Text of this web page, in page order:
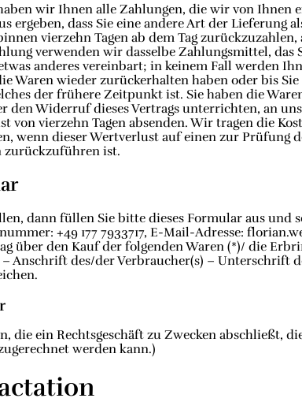
wir Ihnen alle Zahlungen, die wir von
ergeben, dass Sie eine andere Art der Lieferung
vierzehn Tagen ab dem Tag
verwenden wir dasselbe Zahlungsmittel,
anderes vereinbart; in keinem Fall werden
Waren wieder zurückerhalten haben oder bis
der frühere Zeitpunkt ist. Sie haben die
den Widerruf dieses Vertrags unterrichten, an
von vierzehn Tagen absenden. Wir tragen die
wenn dieser Wertverlust auf einen zur Prüfung
zurückzuführen ist.
dann füllen Sie bitte dieses Formular aus und
+49 177 7933717, E-Mail-Adresse:
über den Kauf der folgenden Waren (*)/ die
– Anschrift des/der Verbraucher(s) –
die ein Rechtsgeschäft zu Zwecken abschließt,
werden kann.)